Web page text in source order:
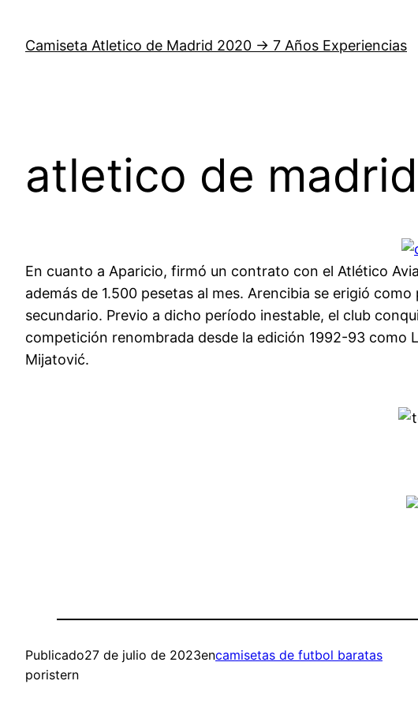
contenido
Camiseta Atletico de Madrid 2020 → 7 Años Experiencias
atletico de
En cuanto a Aparicio, firmó un contrato con el Atlético
además de 1.500 pesetas al mes. Arencibia se erigió
secundario. Previo a dicho período inestable, el club
competición renombrada desde la edición 1992-93 como
Mijatović.
Publicado27 de julio de 2023encamisetas de futbol baratas
poristern